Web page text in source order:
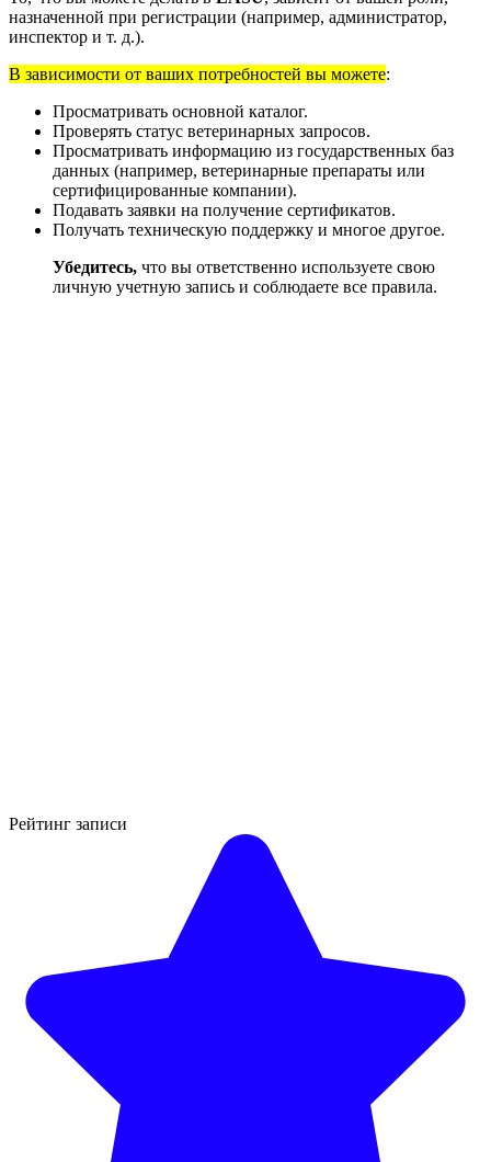
назначенной при регистрации (например, администратор,
инспектор и т. д.).
В зависимости от ваших потребностей вы можете:
Просматривать основной каталог.
Проверять статус ветеринарных запросов.
Просматривать информацию из государственных баз
данных (например, ветеринарные препараты или
сертифицированные компании).
Подавать заявки на получение сертификатов.
Получать техническую поддержку и многое другое.
Убедитесь, что вы ответственно используете свою
личную учетную запись и соблюдаете все правила.
Рейтинг записи